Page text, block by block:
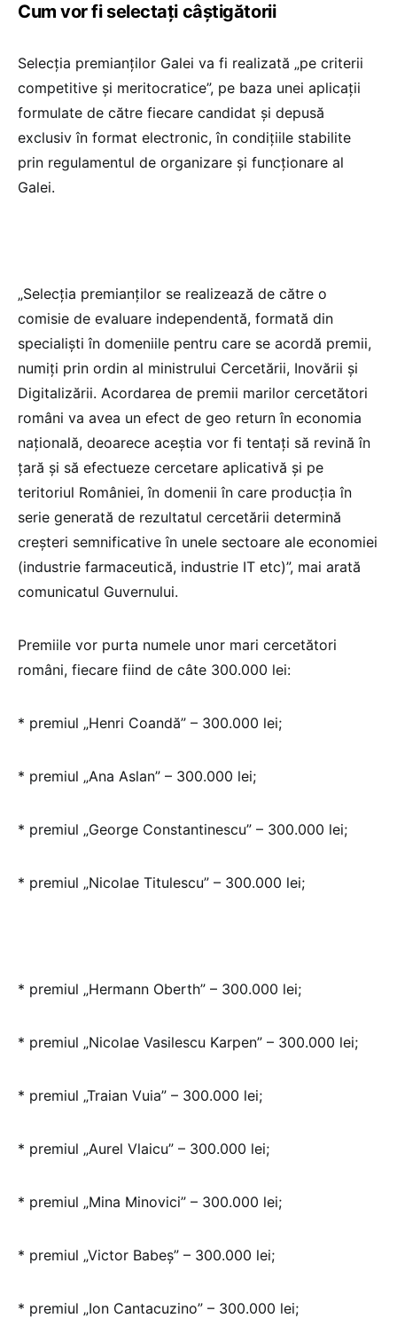
Cum vor fi selectați câștigătorii
Selecţia premianţilor Galei va fi realizată „pe criterii
competitive şi meritocratice”, pe baza unei aplicaţii
formulate de către fiecare candidat şi depusă
exclusiv în format electronic, în condiţiile stabilite
prin regulamentul de organizare şi funcţionare al
Galei.
„Selecţia premianţilor se realizează de către o
comisie de evaluare independentă, formată din
specialişti în domeniile pentru care se acordă premii,
numiţi prin ordin al ministrului Cercetării, Inovării şi
Digitalizării. Acordarea de premii marilor cercetători
români va avea un efect de geo return în economia
naţională, deoarece aceştia vor fi tentaţi să revină în
ţară şi să efectueze cercetare aplicativă şi pe
teritoriul României, în domenii în care producţia în
serie generată de rezultatul cercetării determină
creşteri semnificative în unele sectoare ale economiei
(industrie farmaceutică, industrie IT etc)”, mai arată
comunicatul Guvernului.
Premiile vor purta numele unor mari cercetători
români, fiecare fiind de câte 300.000 lei:
* premiul „Henri Coandă” – 300.000 lei;
* premiul „Ana Aslan” – 300.000 lei;
* premiul „George Constantinescu” – 300.000 lei;
* premiul „Nicolae Titulescu” – 300.000 lei;
* premiul „Hermann Oberth” – 300.000 lei;
* premiul „Nicolae Vasilescu Karpen” – 300.000 lei;
* premiul „Traian Vuia” – 300.000 lei;
* premiul „Aurel Vlaicu” – 300.000 lei;
* premiul „Mina Minovici” – 300.000 lei;
* premiul „Victor Babeş” – 300.000 lei;
* premiul „Ion Cantacuzino” – 300.000 lei;